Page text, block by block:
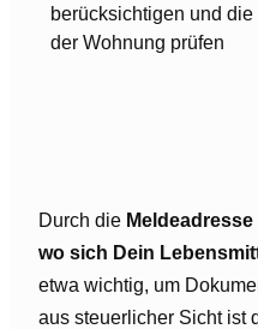
berücksichtigen und
der Wohnung prüfen
Durch die Meldeadresse
wo sich Dein
etwa wichtig, um
aus steuerlicher Sicht ist